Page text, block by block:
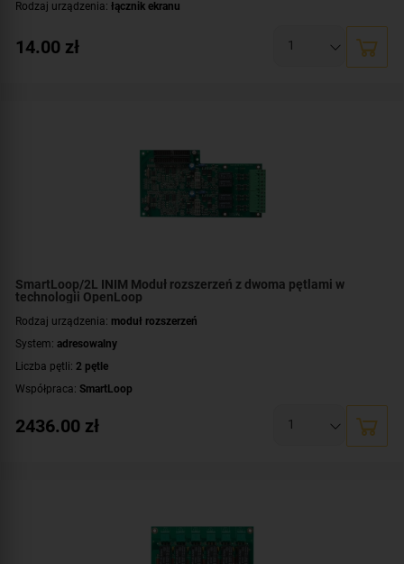
Rodzaj urządzenia: łącznik ekranu
14.00 zł
SmartLoop/2L INIM Moduł rozszerzeń z dwoma pętlami w
technologii OpenLoop
Rodzaj urządzenia: moduł rozszerzeń
System: adresowalny
Liczba pętli: 2 pętle
Współpraca: SmartLoop
2436.00 zł